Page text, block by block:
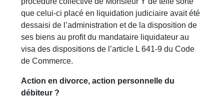
que celui-ci placé en liquidation judiciaire avait été
dessaisi de l’administration et de la disposition de
ses biens au profit du mandataire liquidateur au
visa des dispositions de l’article L 641-9 du Code
de Commerce.
Action en divorce, action personnelle du
débiteur ?